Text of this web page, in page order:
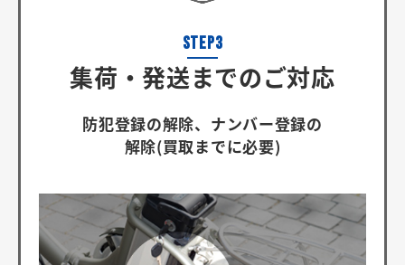
集荷・発送までのご対応
防犯登録の解除、ナンバー登録の
解除(買取までに必要)